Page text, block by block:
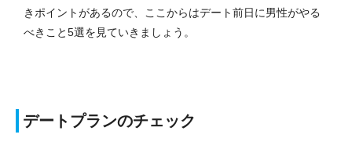
きポイントがあるので、ここからはデート前日に男性がやる
べきこと5選を見ていきましょう。
デートプランのチェック